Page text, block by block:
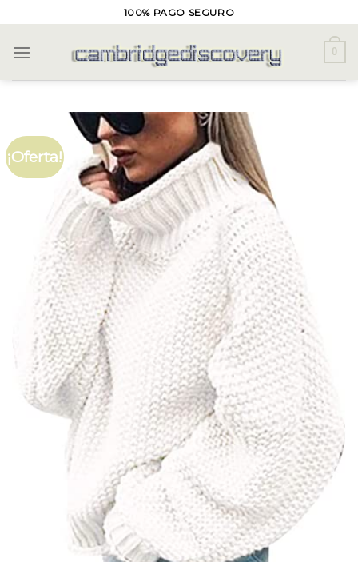
to
content
100% PAGO SEGURO
0
¡Oferta!